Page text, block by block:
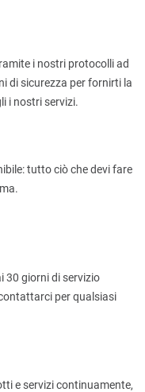
i nostri protocolli ad
di sicurezza per fornirti la
i nostri servizi.
tutto ciò che devi fare
30 giorni di servizio
per qualsiasi
e servizi continuamente,